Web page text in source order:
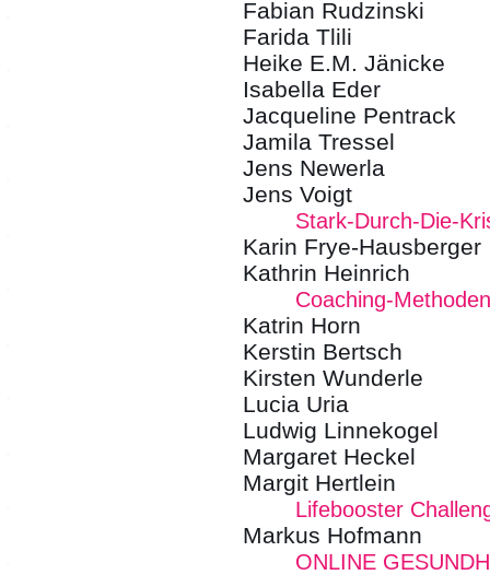
Fabian Rudzinski
Farida Tlili
Heike E.M. Jänicke
Isabella Eder
Jacqueline Pentrack
Jamila Tressel
Jens Newerla
Jens Voigt
Stark-Durch-Die-
Karin Frye-Hausberger
Kathrin Heinrich
Coaching-
Katrin Horn
Kerstin Bertsch
Kirsten Wunderle
Lucia Uria
Ludwig Linnekogel
Margaret Heckel
Margit Hertlein
Lifebooster
Markus Hofmann
ONLINE